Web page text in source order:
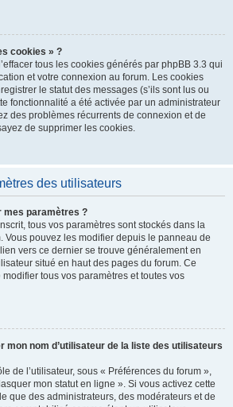
cookies » ?
tous les cookies générés par phpBB 3.3 qui
et votre connexion au forum. Les cookies
le statut des messages (s’ils sont lus ou
fonctionnalité a été activée par un administrateur
des problèmes récurrents de connexion et de
de supprimer les cookies.
des utilisateurs
mes paramètres ?
tous vos paramètres sont stockés dans la
Vous pouvez les modifier depuis le panneau de
vers ce dernier se trouve généralement en
situé en haut des pages du forum. Ce
tous vos paramètres et toutes vos
mon nom d’utilisateur de la liste des utilisateurs
de l’utilisateur, sous « Préférences du forum »,
mon statut en ligne ». Si vous activez cette
que des administrateurs, des modérateurs et de